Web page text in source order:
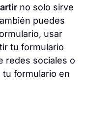
no solo sirve
puedes
usar
tu formulario
redes sociales o
tu formulario en